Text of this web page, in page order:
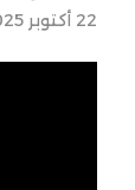
22 أكتوبر 2025